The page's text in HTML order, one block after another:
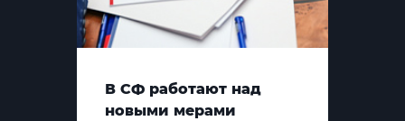
В СФ работают над
новыми мерами